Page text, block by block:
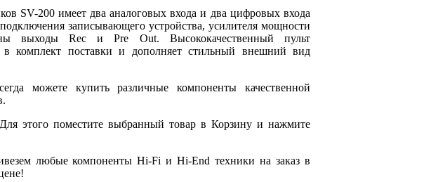
SV-200 имеет два аналоговых входа и два цифровых входа
записывающего устройства, усилителя мощности
выходы Rec и Pre Out. Высококачественный пульт
в комплект поставки и дополняет стильный внешний вид
можете купить различные компоненты качественной
этого поместите выбранный товар в Корзину и нажмите
любые компоненты Hi-Fi и Hi-End техники на заказ в